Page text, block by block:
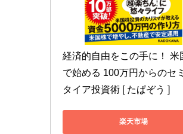
経済的自由をこの手に！ 米
で始める 100万円からのセ
タイア投資術 [ たぱぞう ]
楽天市場